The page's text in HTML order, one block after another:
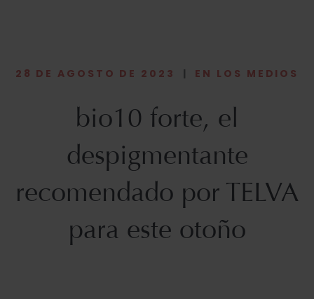
28 DE AGOSTO DE 2023 | EN LOS MEDIOS
bio10 forte, el
despigmentante
recomendado por TELVA
para este otoño